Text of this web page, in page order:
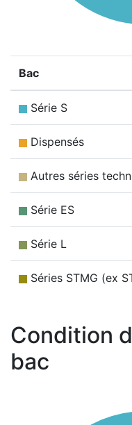
Bac
Série S
Dispensés
Autres séries
Série ES
Série L
Séries STMG (ex
Condition
bac